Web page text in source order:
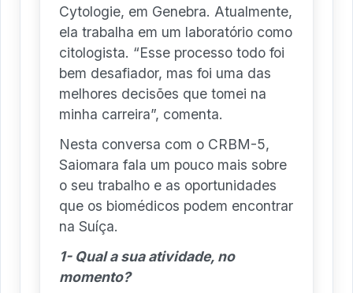
Cytologie, em Genebra. Atualmente,
ela trabalha em um laboratório como
citologista. “Esse processo todo foi
bem desafiador, mas foi uma das
melhores decisões que tomei na
minha carreira”, comenta.
Nesta conversa com o CRBM-5,
Saiomara fala um pouco mais sobre
o seu trabalho e as oportunidades
que os biomédicos podem encontrar
na Suíça.
1- Qual a sua atividade, no
momento?